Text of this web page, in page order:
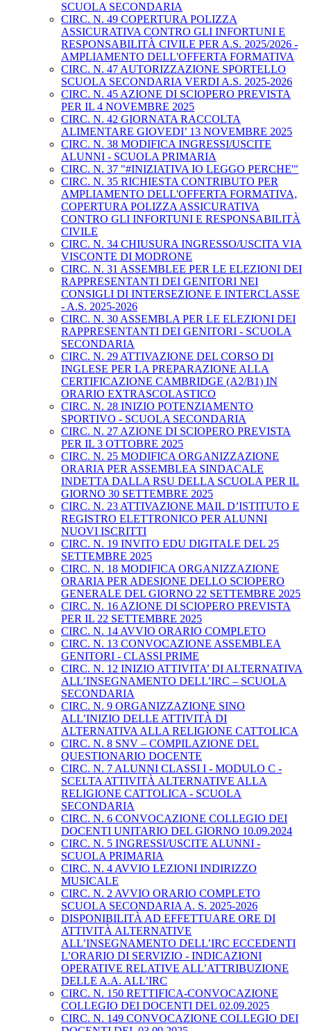
SCUOLA SECONDARIA
CIRC. N. 49 COPERTURA POLIZZA
ASSICURATIVA CONTRO GLI INFORTUNI E
RESPONSABILITÀ CIVILE PER A.S. 2025/2026 -
AMPLIAMENTO DELL'OFFERTA FORMATIVA
CIRC. N. 47 AUTORIZZAZIONE SPORTELLO
SCUOLA SECONDARIA VERDI A.S. 2025-2026
CIRC. N. 45 AZIONE DI SCIOPERO PREVISTA
PER IL 4 NOVEMBRE 2025
CIRC. N. 42 GIORNATA RACCOLTA
ALIMENTARE GIOVEDI’ 13 NOVEMBRE 2025
CIRC. N. 38 MODIFICA INGRESSI/USCITE
ALUNNI - SCUOLA PRIMARIA
CIRC. N. 37 "#INIZIATIVA IO LEGGO PERCHE'"
CIRC. N. 35 RICHIESTA CONTRIBUTO PER
AMPLIAMENTO DELL'OFFERTA FORMATIVA,
COPERTURA POLIZZA ASSICURATIVA
CONTRO GLI INFORTUNI E RESPONSABILITÀ
CIVILE
CIRC. N. 34 CHIUSURA INGRESSO/USCITA VIA
VISCONTE DI MODRONE
CIRC. N. 31 ASSEMBLEE PER LE ELEZIONI DEI
RAPPRESENTANTI DEI GENITORI NEI
CONSIGLI DI INTERSEZIONE E INTERCLASSE
- A.S. 2025-2026
CIRC. N. 30 ASSEMBLA PER LE ELEZIONI DEI
RAPPRESENTANTI DEI GENITORI - SCUOLA
SECONDARIA
CIRC. N. 29 ATTIVAZIONE DEL CORSO DI
INGLESE PER LA PREPARAZIONE ALLA
CERTIFICAZIONE CAMBRIDGE (A2/B1) IN
ORARIO EXTRASCOLASTICO
CIRC. N. 28 INIZIO POTENZIAMENTO
SPORTIVO - SCUOLA SECONDARIA
CIRC. N. 27 AZIONE DI SCIOPERO PREVISTA
PER IL 3 OTTOBRE 2025
CIRC. N. 25 MODIFICA ORGANIZZAZIONE
ORARIA PER ASSEMBLEA SINDACALE
INDETTA DALLA RSU DELLA SCUOLA PER IL
GIORNO 30 SETTEMBRE 2025
CIRC. N. 23 ATTIVAZIONE MAIL D’ISTITUTO E
REGISTRO ELETTRONICO PER ALUNNI
NUOVI ISCRITTI
CIRC. N. 19 INVITO EDU DIGITALE DEL 25
SETTEMBRE 2025
CIRC. N. 18 MODIFICA ORGANIZZAZIONE
ORARIA PER ADESIONE DELLO SCIOPERO
GENERALE DEL GIORNO 22 SETTEMBRE 2025
CIRC. N. 16 AZIONE DI SCIOPERO PREVISTA
PER IL 22 SETTEMBRE 2025
CIRC. N. 14 AVVIO ORARIO COMPLETO
CIRC. N. 13 CONVOCAZIONE ASSEMBLEA
GENITORI - CLASSI PRIME
CIRC. N. 12 INIZIO ATTIVITA’ DI ALTERNATIVA
ALL’INSEGNAMENTO DELL’IRC – SCUOLA
SECONDARIA
CIRC. N. 9 ORGANIZZAZIONE SINO
ALL’INIZIO DELLE ATTIVITÀ DI
ALTERNATIVA ALLA RELIGIONE CATTOLICA
CIRC. N. 8 SNV – COMPILAZIONE DEL
QUESTIONARIO DOCENTE
CIRC. N. 7 ALUNNI CLASSI I - MODULO C -
SCELTA ATTIVITÀ ALTERNATIVE ALLA
RELIGIONE CATTOLICA - SCUOLA
SECONDARIA
CIRC. N. 6 CONVOCAZIONE COLLEGIO DEI
DOCENTI UNITARIO DEL GIORNO 10.09.2024
CIRC. N. 5 INGRESSI/USCITE ALUNNI -
SCUOLA PRIMARIA
CIRC. N. 4 AVVIO LEZIONI INDIRIZZO
MUSICALE
CIRC. N. 2 AVVIO ORARIO COMPLETO
SCUOLA SECONDARIA A. S. 2025-2026
DISPONIBILITÀ AD EFFETTUARE ORE DI
ATTIVITÀ ALTERNATIVE
ALL’INSEGNAMENTO DELL’IRC ECCEDENTI
L’ORARIO DI SERVIZIO - INDICAZIONI
OPERATIVE RELATIVE ALL’ATTRIBUZIONE
DELLE A.A. ALL’IRC
CIRC. N. 150 RETTIFICA-CONVOCAZIONE
COLLEGIO DEI DOCENTI DEL 02.09.2025
CIRC. N. 149 CONVOCAZIONE COLLEGIO DEI